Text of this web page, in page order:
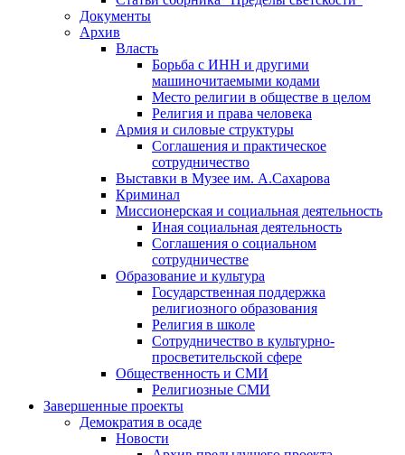
Документы
Архив
Власть
Борьба с ИНН и другими
машиночитаемыми кодами
Место религии в обществе в целом
Религия и права человека
Армия и силовые структуры
Соглашения и практическое
сотрудничество
Выставки в Музее им. А.Сахарова
Криминал
Миссионерская и социальная деятельность
Иная социальная деятельность
Соглашения о социальном
сотрудничестве
Образование и культура
Государственная поддержка
религиозного образования
Религия в школе
Сотрудничество в культурно-
просветительской сфере
Общественность и СМИ
Религиозные СМИ
Завершенные проекты
Демократия в осаде
Новости